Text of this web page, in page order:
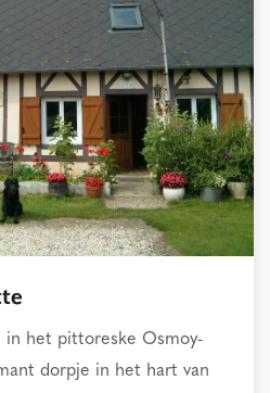
in het pittoreske Osmoy-
dorpje in het hart van